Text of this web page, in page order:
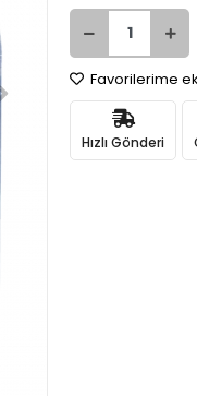
Favorilerime
Hızlı Gönderi